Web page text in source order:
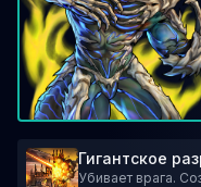
Гигантское
Убивает врага.